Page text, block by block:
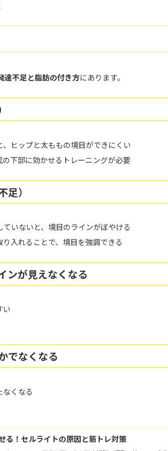
達不足と脂肪の付き方にあります。
ヒップと太ももの境目ができにくい
下部に効かせるトレーニングが必要
）
いないと、境目のラインがぼやける
入れることで、境目を強調できる
ンが見えなくなる
い
でなくなる
くなる
る！セルライトの原因と筋トレ対策